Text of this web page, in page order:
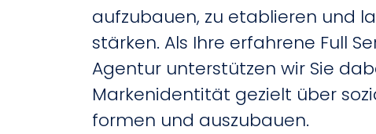
aufzubauen, zu etablieren und
stärken. Als Ihre erfahrene Full
Agentur unterstützen wir Sie
Markenidentität gezielt über
formen und auszubauen.